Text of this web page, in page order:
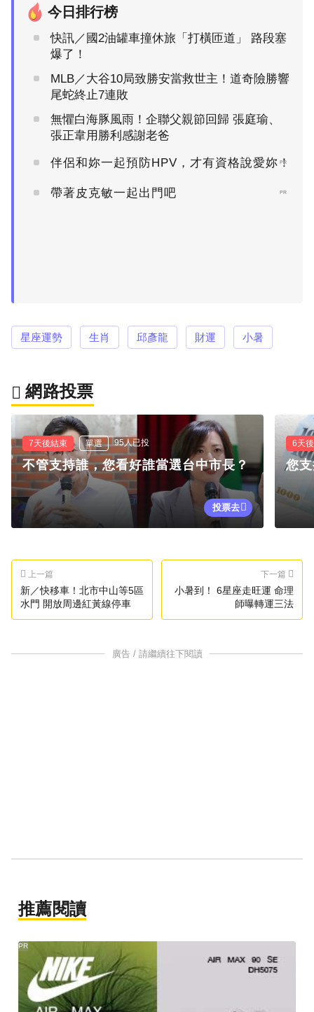
今日排行榜
快訊／國2油罐車撞休旅「打橫匝道」 路段塞
爆了！
MLB／大谷10局致勝安當救世主！道奇險勝響
尾蛇終止7連敗
無懼白海豚風雨！企聯父親節回歸 張庭瑜、
張正韋用勝利感謝老爸
伴侶和妳一起預防HPV，才有資格說愛妳！
PR
帶著皮克敏一起出門吧 PR
星座運勢 生肖 邱彥龍 財運 小暑
網路投票
7天後結束 單選 95人已投
不管支持誰，您看好誰當選台中市長？
投票去
6天
您
上一篇
新／快移車！北市中山等5區
水門 開放周邊紅黃線停車
下一篇
小暑到！ 6星座走旺運 命理
師曝轉運三法
廣告 / 請繼續往下閱讀
推薦閱讀
PR